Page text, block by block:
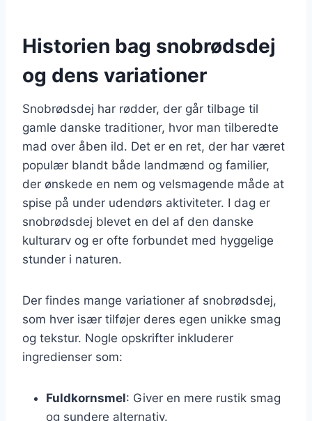
Historien bag snobrødsdej
og dens variationer
Snobrødsdej har rødder, der går tilbage til
gamle danske traditioner, hvor man tilberedte
mad over åben ild. Det er en ret, der har været
populær blandt både landmænd og familier,
der ønskede en nem og velsmagende måde at
spise på under udendørs aktiviteter. I dag er
snobrødsdej blevet en del af den danske
kulturarv og er ofte forbundet med hyggelige
stunder i naturen.
Der findes mange variationer af snobrødsdej,
som hver især tilføjer deres egen unikke smag
og tekstur. Nogle opskrifter inkluderer
ingredienser som:
Fuldkornsmel: Giver en mere rustik smag
og sundere alternativ.